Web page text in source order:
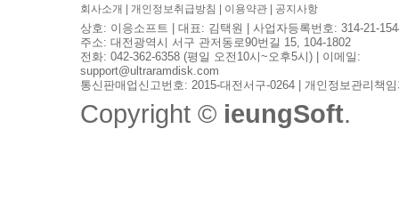
회사소개 개인정보취급방침 이용약관 공지사항
상호: 이응소프트 | 대표: 김택원 | 사업자등록번호: 314-21-
주소: 대전광역시 서구 관저동로90번길 15, 104-1802
전화: 042-362-6358 (평일 오전10시~오후5시) | 이메일:
support@ultraramdisk.com
통신판매업신고번호: 2015-대전서구-0264 | 개인정보관리책
Copyright © ieungSoft.